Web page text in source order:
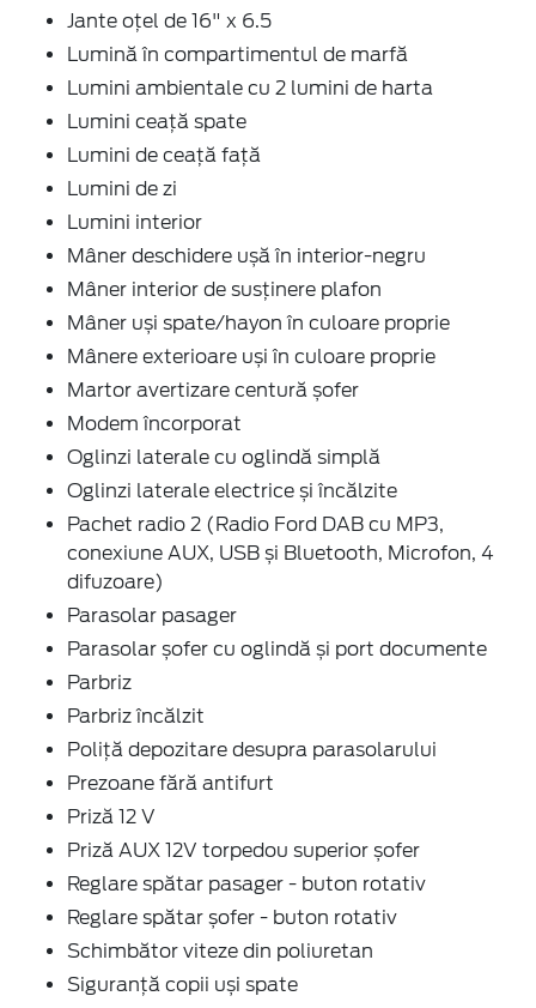
Jante oțel de 16" x 6.5
Lumină în compartimentul de marfă
Lumini ambientale cu 2 lumini de harta
Lumini ceață spate
Lumini de ceață față
Lumini de zi
Lumini interior
Mâner deschidere ușă în interior-negru
Mâner interior de susținere plafon
Mâner uși spate/hayon în culoare proprie
Mânere exterioare uși în culoare proprie
Martor avertizare centură șofer
Modem încorporat
Oglinzi laterale cu oglindă simplă
Oglinzi laterale electrice și încălzite
Pachet radio 2 (Radio Ford DAB cu MP3,
conexiune AUX, USB și Bluetooth, Microfon, 4
difuzoare)
Parasolar pasager
Parasolar șofer cu oglindă și port documente
Parbriz
Parbriz încălzit
Poliță depozitare desupra parasolarului
Prezoane fără antifurt
Priză 12 V
Priză AUX 12V torpedou superior șofer
Reglare spătar pasager - buton rotativ
Reglare spătar șofer - buton rotativ
Schimbător viteze din poliuretan
Siguranță copii uși spate